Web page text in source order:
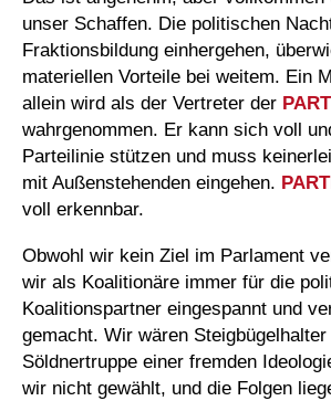
unser Schaffen. Die politischen
Fraktionsbildung einhergehen,
materiellen Vorteile bei weitem. Ein
allein wird als der Vertreter der
wahrgenommen. Er kann sich voll
Parteilinie stützen und muss
mit Außenstehenden eingehen.
voll erkennbar.
Obwohl wir kein Ziel im Parlament
wir als Koalitionäre immer für die
Koalitionspartner eingespannt und
gemacht. Wir wären Steigbügelhalter
Söldnertruppe einer fremden
wir nicht gewählt, und die Folgen